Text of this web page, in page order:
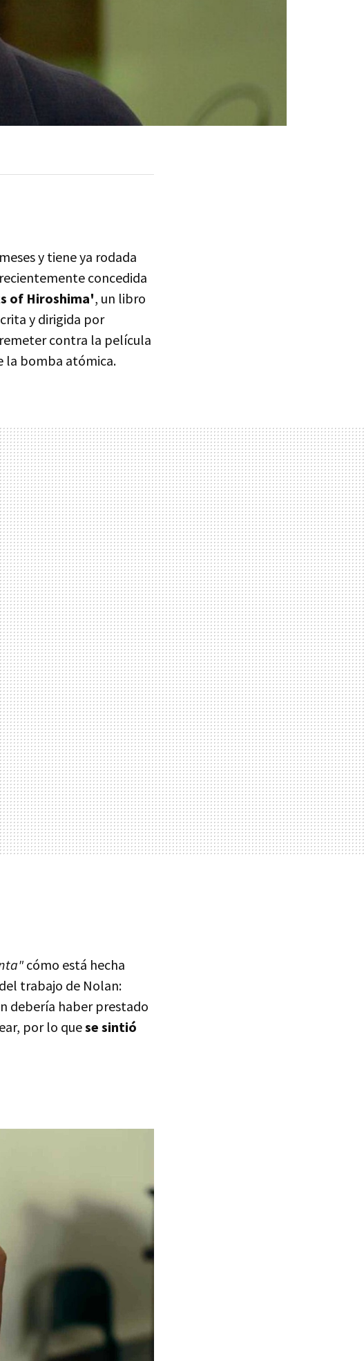
y tiene ya rodada
concedida
of Hiroshima', un libro
y dirigida por
contra la película
la bomba atómica.
cómo está hecha
trabajo de Nolan:
debería haber prestado
por lo quese sintió